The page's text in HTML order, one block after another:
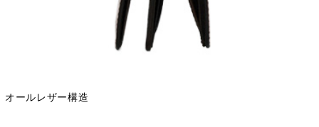
オールレザー構造